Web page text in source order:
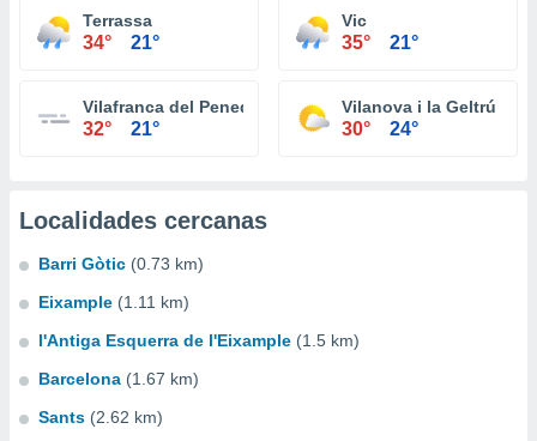
Terrassa
34° 21°
Vic
35° 21°
Vilafranca del Penedès
32° 21°
Vilanova i la Geltrú
30° 24°
Localidades cercanas
Barri Gòtic (0.73 km)
Eixample (1.11 km)
l'Antiga Esquerra de l'Eixample (1.5 km)
Barcelona (1.67 km)
Sants (2.62 km)